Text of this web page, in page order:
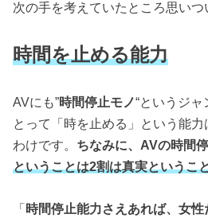
次の手を考えていたところ思いつ
時間を止める能力
AVにも”時間停止モノ“というジ
とって「時を止める」という能
わけです。 ちなみに、AVの時間
ということは2割は真実というこ
「 時間停止能力さえあれば、女